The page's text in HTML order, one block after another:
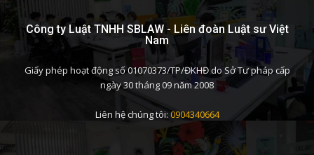
Công ty Luật TNHH SBLAW - Liên đoàn Luật sư Việt
Nam
Giấy phép hoạt động số 01070373/TP/ĐKHĐ do Sở Tư pháp cấp
ngày 30 tháng 09 năm 2008
Liên hệ chúng tôi: 0904340664